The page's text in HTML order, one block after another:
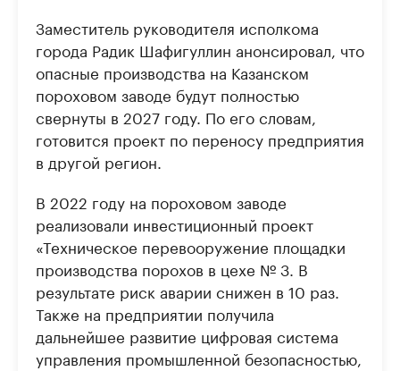
Заместитель руководителя исполкома
города Радик Шафигуллин анонсировал, что
опасные производства на Казанском
пороховом заводе будут полностью
свернуты в 2027 году. По его словам,
готовится проект по переносу предприятия
в другой регион.
В 2022 году на пороховом заводе
реализовали инвестиционный проект
«Техническое перевооружение площадки
производства порохов в цехе № 3. В
результате риск аварии снижен в 10 раз.
Также на предприятии получила
дальнейшее развитие цифровая система
управления промышленной безопасностью,